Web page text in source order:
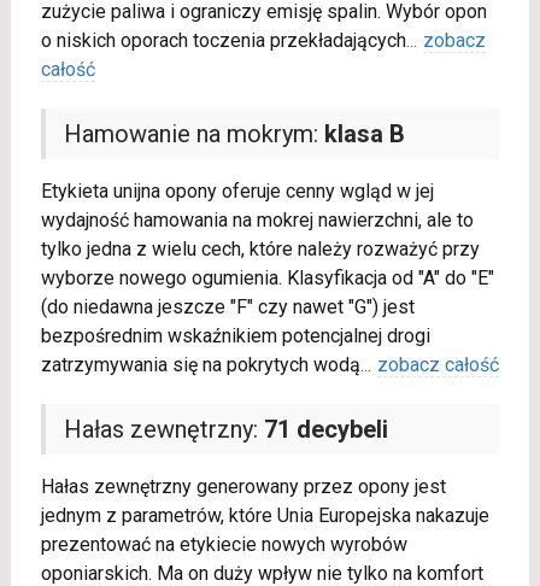
zużycie paliwa i ograniczy emisję spalin. Wybór opon
o niskich oporach toczenia przekładających... zobacz
całość
Hamowanie na mokrym: klasa B
Etykieta unijna opony oferuje cenny wgląd w jej
wydajność hamowania na mokrej nawierzchni, ale to
tylko jedna z wielu cech, które należy rozważyć przy
wyborze nowego ogumienia. Klasyfikacja od "A" do "E"
(do niedawna jeszcze "F" czy nawet "G") jest
bezpośrednim wskaźnikiem potencjalnej drogi
zatrzymywania się na pokrytych wodą... zobacz całość
Hałas zewnętrzny: 71 decybeli
Hałas zewnętrzny generowany przez opony jest
jednym z parametrów, które Unia Europejska nakazuje
prezentować na etykiecie nowych wyrobów
oponiarskich. Ma on duży wpływ nie tylko na komfort